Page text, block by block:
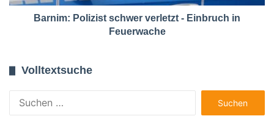
Barnim: Polizist schwer verletzt - Einbruch in
Feuerwache
Volltextsuche
nach: